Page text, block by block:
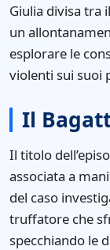
Giulia divisa tra
un
esplorare le
violenti sui suoi
Il
Il titolo
associata a
del caso
truffatore che
specchiando le